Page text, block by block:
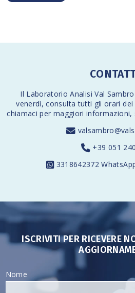
Il Laboratorio Analisi Val
venerdì,consulta tutti gli orari dei
chiamaci per maggiori informazioni,
+39 051
3318642372
ISCRIVITI PER RICEVERE
Nome